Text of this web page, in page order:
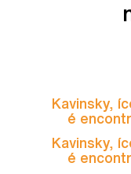
Kavinsky,
é
Kavinsky,
é